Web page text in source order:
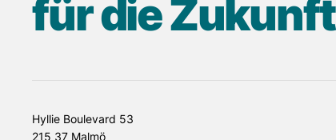
für die Zukunft
Hyllie Boulevard 53
215 37 Malmö